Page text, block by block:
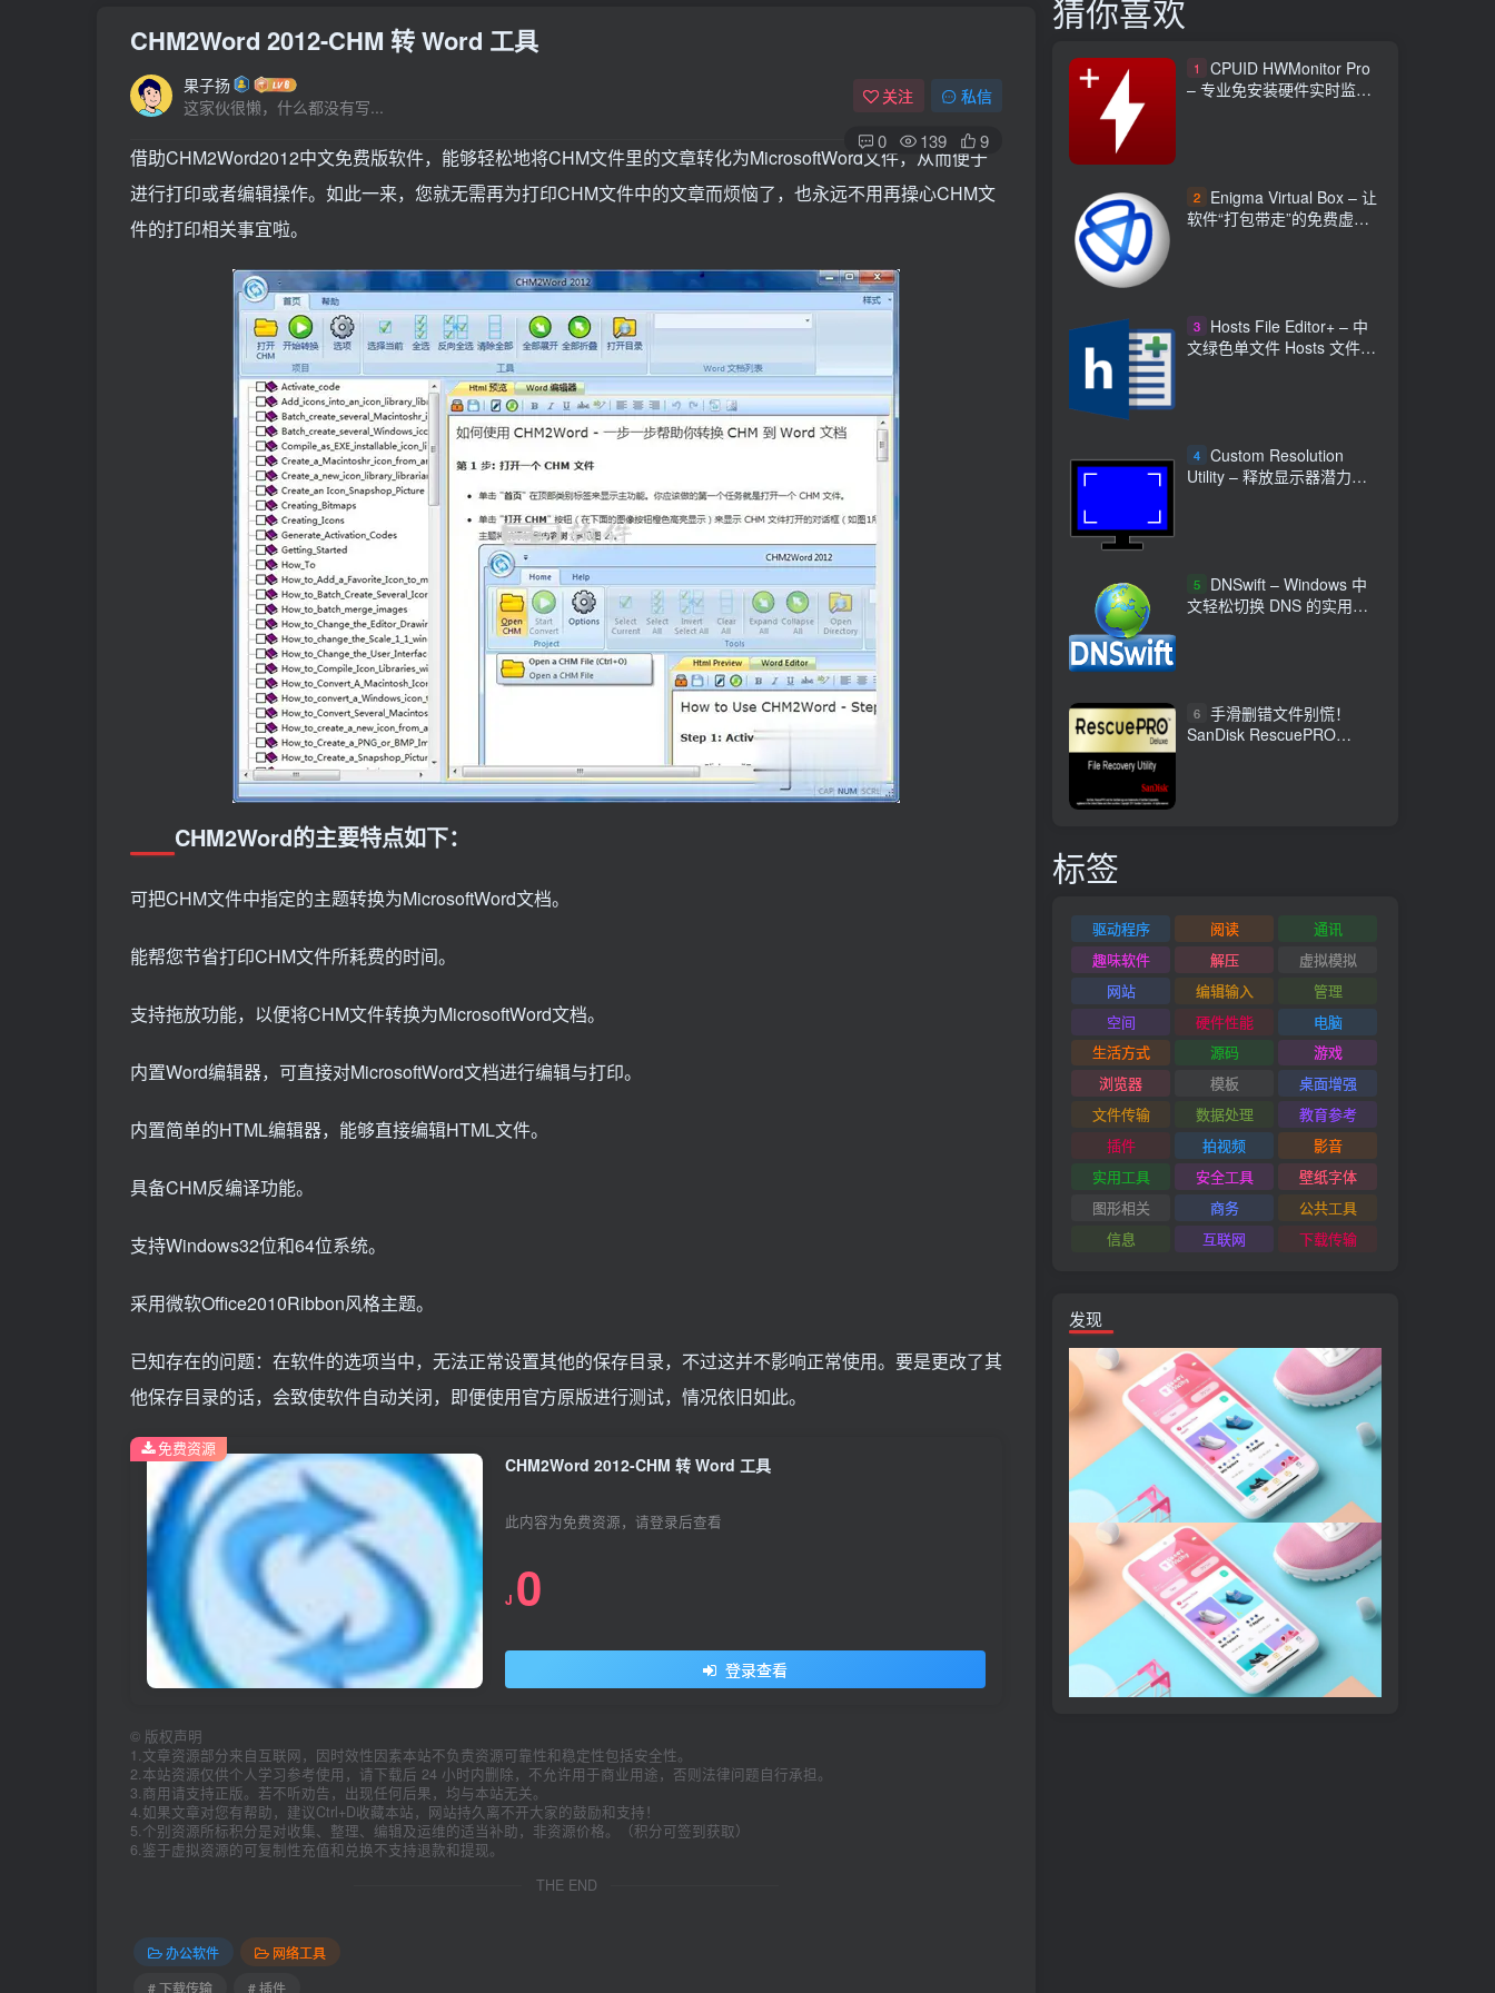
CHM2Word 2012-CHM 转 Word 工具
果子扬
这家伙很懒，什么都没有写...
关注 私信
0 139 9
借助CHM2Word2012中文免费版软件，能够轻松地将CHM文件里的文章转化为MicrosoftWord文件，从而便于
进行打印或者编辑操作。如此一来，您就无需再为打印CHM文件中的文章而烦恼了，也永远不用再操心CHM文
件的打印相关事宜啦。
CHM2Word的主要特点如下：
可把CHM文件中指定的主题转换为MicrosoftWord文档。
能帮您节省打印CHM文件所耗费的时间。
支持拖放功能，以便将CHM文件转换为MicrosoftWord文档。
内置Word编辑器，可直接对MicrosoftWord文档进行编辑与打印。
内置简单的HTML编辑器，能够直接编辑HTML文件。
具备CHM反编译功能。
支持Windows32位和64位系统。
采用微软Office2010Ribbon风格主题。
已知存在的问题：在软件的选项当中，无法正常设置其他的保存目录，不过这并不影响正常使用。要是更改了其
他保存目录的话，会致使软件自动关闭，即便使用官方原版进行测试，情况依旧如此。
CHM2Word 2012-CHM 转 Word 工具
此内容为免费资源，请登录后查看
J 0
登录查看
免费资源
© 版权声明
1.文章资源部分来自互联网，因时效性因素本站不负责资源可靠性和稳定性包括安全性。
2.本站资源仅供个人学习参考使用，请下载后 24 小时内删除，不允许用于商业用途，否则法律问题自行承担。
3.商用请支持正版。若不听劝告，出现任何后果，均与本站无关。
4.如果文章对您有帮助，建议Ctrl+D收藏本站，网站持久离不开大家的鼓励和支持！
5.个别资源所标积分是对收集、整理、编辑及运维的适当补助，非资源价格。（积分可签到获取）
6.鉴于虚拟资源的可复制性充值和兑换不支持退款和提现。
THE END
办公软件
网络工具
# 下载传输
# 插件
猜你喜欢
1
CPUID HWMonitor Pro
– 专业免安装硬件实时监控
2
Enigma Virtual Box – 让
软件“打包带走”的免费虚拟
3
Hosts File Editor+ – 中
文绿色单文件 Hosts 文件编
4 Custom Resolution
Utility – 释放显示器潜力自
5
DNSwift – Windows 中
文轻松切换 DNS 的实用工
6 手滑删错文件别慌！
SanDisk RescuePRO
标签
驱动程序 阅读
通讯
趣味软件
解压
虚拟模拟
网站
编辑输入
管理
空间
硬件性能
电脑
生活方式
源码
游戏
浏览器
模板
桌面增强
文件传输
数据处理
教育参考
插件
拍视频
影音
实用工具
安全工具
壁纸字体
图形相关
商务
公共工具
信息
互联网 下载传输
发现